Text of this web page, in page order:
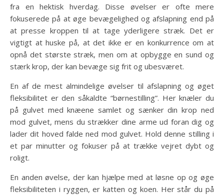
fra en hektisk hverdag. Disse øvelser er ofte mere
fokuserede på at øge bevægelighed og afslapning end på
at presse kroppen til at tage yderligere stræk. Det er
vigtigt at huske på, at det ikke er en konkurrence om at
opnå det største stræk, men om at opbygge en sund og
stærk krop, der kan bevæge sig frit og ubesværet.
En af de mest almindelige øvelser til afslapning og øget
fleksibilitet er den såkaldte “børnestilling”. Her knæler du
på gulvet med knæene samlet og sænker din krop ned
mod gulvet, mens du strækker dine arme ud foran dig og
lader dit hoved falde ned mod gulvet. Hold denne stilling i
et par minutter og fokuser på at trække vejret dybt og
roligt.
En anden øvelse, der kan hjælpe med at løsne op og øge
fleksibiliteten i ryggen, er katten og koen. Her står du på